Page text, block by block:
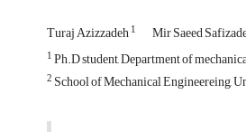
Turaj Azizzadeh1 Mir Saeed
1Ph.D student, Department of
2 School of Mechanical Engineereing,